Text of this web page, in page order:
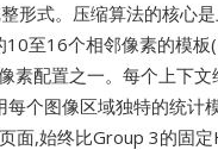
形式。压缩算法的核心
至16个相邻像素的模板
配置之一。每个上下文
个图像区域独特的统计
面,始终比Group 3的固